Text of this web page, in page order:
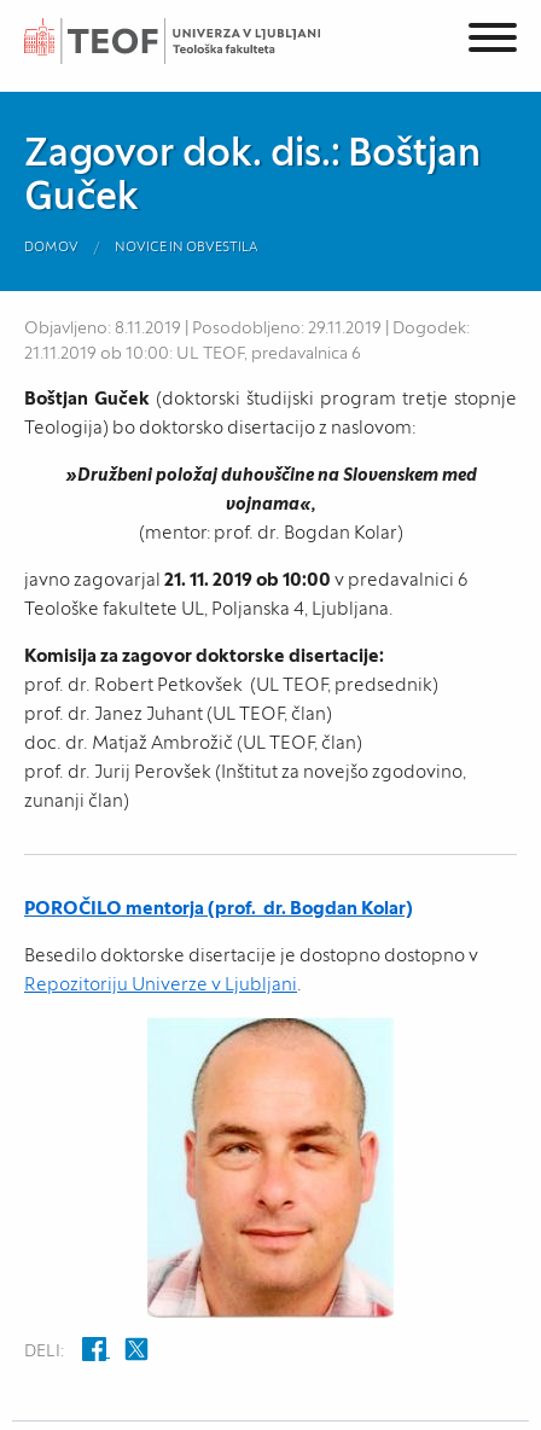
Zagovor dok. dis.: Boštjan
Guček
DOMOV NOVICE IN OBVESTILA
Objavljeno: 8.11.2019 | Posodobljeno: 29.11.2019 | Dogodek:
21.11.2019 ob 10:00: UL TEOF, predavalnica 6
Boštjan Guček (doktorski študijski program tretje stopnje
Teologija) bo doktorsko disertacijo z naslovom:
»Družbeni položaj duhovščine na Slovenskem med
vojnama«,
(mentor: prof. dr. Bogdan Kolar)
javno zagovarjal 21. 11. 2019 ob 10:00 v predavalnici 6
Teološke fakultete UL, Poljanska 4, Ljubljana.
Komisija za zagovor doktorske disertacije:
prof. dr. Robert Petkovšek (UL TEOF, predsednik)
prof. dr. Janez Juhant (UL TEOF, član)
doc. dr. Matjaž Ambrožič (UL TEOF, član)
prof. dr. Jurij Perovšek (Inštitut za novejšo zgodovino,
zunanji član)
POROČILO mentorja (prof. dr. Bogdan Kolar)
Besedilo doktorske disertacije je dostopno dostopno v
Repozitoriju Univerze v Ljubljani.
DELI: